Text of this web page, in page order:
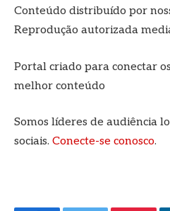
Conteúdo distribuído por
Reprodução autorizada
Portal criado para conectar
melhor conteúdo
Somos líderes de audiência
sociais. Conecte-se conosco.